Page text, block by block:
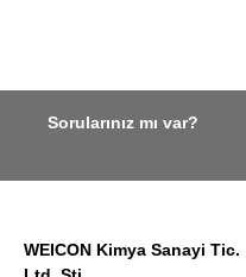
Sorularınız mı var?
WEICON Kimya Sanayi Tic.